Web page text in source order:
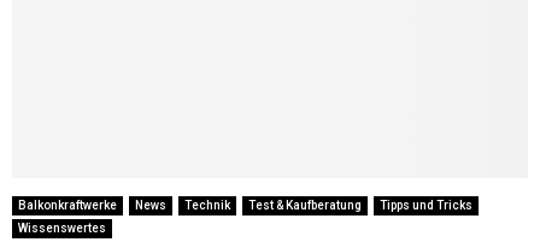
Balkonkraftwerke News Technik Test & Kaufberatung
Tipps und Tricks
Wissenswertes